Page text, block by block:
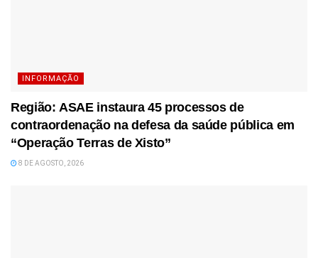
INFORMAÇÃO
Região: ASAE instaura 45 processos de
contraordenação na defesa da saúde pública em
“Operação Terras de Xisto”
8 DE AGOSTO, 2026